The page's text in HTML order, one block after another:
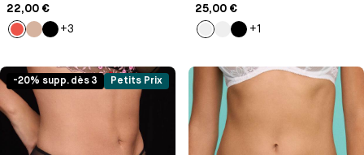
22,00 €
Corail
+3
25,00 €
Pêche
+1
-20% supp. dès 3 Petits Prix